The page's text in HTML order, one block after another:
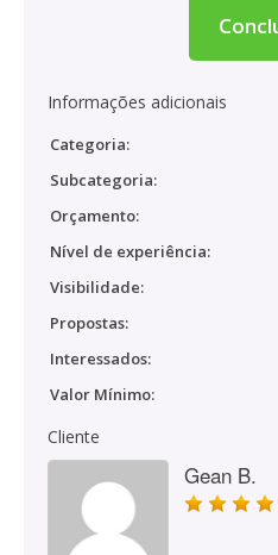
Informações adicionais
Categoria:
Subcategoria:
Orçamento:
Nível de experiência:
Visibilidade:
Propostas:
Interessados:
Valor Mínimo:
Cliente
Gean B.